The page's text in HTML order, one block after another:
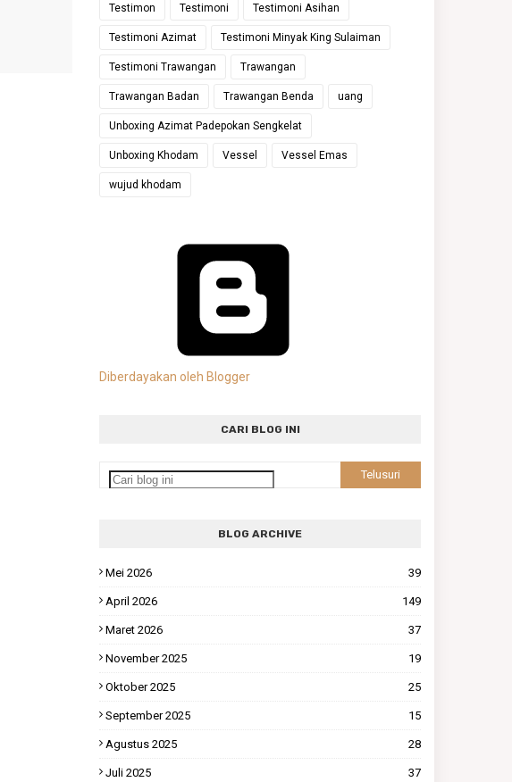
Testimon Testimoni Testimoni Asihan
Testimoni Azimat Testimoni Minyak King Sulaiman
Testimoni Trawangan Trawangan
Trawangan Badan Trawangan Benda uang
Unboxing Azimat Padepokan Sengkelat
Unboxing Khodam Vessel Vessel Emas
wujud khodam
Diberdayakan oleh Blogger
CARI BLOG INI
BLOG ARCHIVE
Mei 2026 39
April 2026 149
Maret 2026 37
November 2025 19
Oktober 2025 25
September 2025 15
Agustus 2025 28
Juli 2025 37